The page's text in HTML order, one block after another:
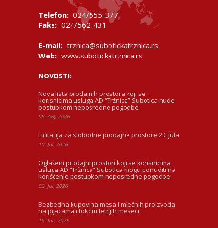
Telefon: 024/555-377
Faks: 024/562-431
E-mail: trznica@subotickatrznica.rs
Web: www.subotickatrznica.rs
NOVOSTI:
Nova lista prodajnih prostora koji se
korisnicima usluga AD “Tržnica” Subotica nude
postupkom neposredne pogodbe
06. Avg, 2026
Licitacija za slobodne prodajne prostore 20. jula
10. Jul, 2026
Oglašeni prodajni prostori koji se korisnicima
usluga AD “Tržnica” Subotica mogu ponuditi na
korišćenje postupkom neposredne pogodbe
02. Jul, 2026
Bezbedna kupovina mesa i mlečnih proizvoda
na pijacama i tokom letnjih meseci
15. Jun, 2026